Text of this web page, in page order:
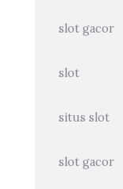
slot gacor
slot
situs slot
slot gacor